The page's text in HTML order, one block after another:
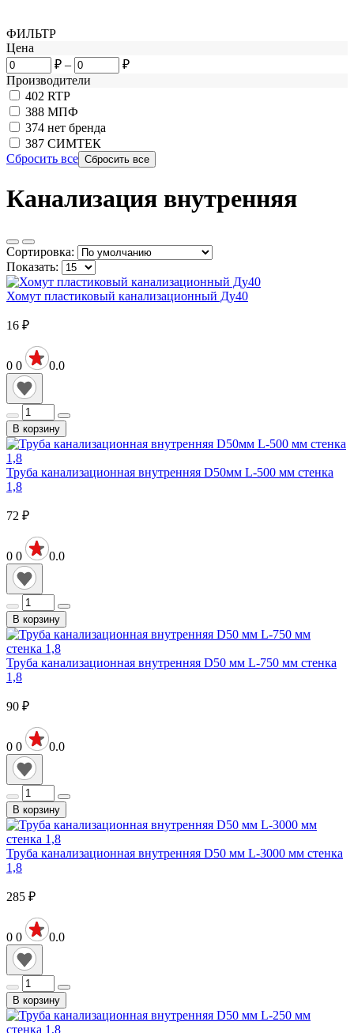
ФИЛЬТР
Цена
₽ –
₽
Производители
402 RTP
388 МПФ
374 нет бренда
387 СИМТЕК
Сбросить все
Канализация внутренняя
Сортировка:
Показать:
Хомут пластиковый канализационный Ду40
16 ₽
0 0 0.0
В корзину
Труба канализационная внутренняя D50мм L-500 мм стенка
1,8
72 ₽
0 0 0.0
В корзину
Труба канализационная внутренняя D50 мм L-750 мм стенка
1,8
90 ₽
0 0 0.0
В корзину
Труба канализационная внутренняя D50 мм L-3000 мм стенка
1,8
285 ₽
0 0 0.0
В корзину